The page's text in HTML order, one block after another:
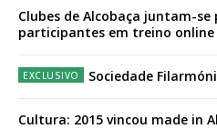
Clubes de Alcobaça juntam-
participantes em treino online
Sociedade
Cultura: 2015 vincou made in